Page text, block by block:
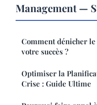
Management —
Comment dénicher
votre succès ?
Optimiser la
Crise : Guide Ultime